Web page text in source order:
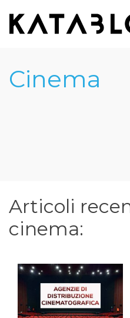
Cinema
Articoli
cinema: